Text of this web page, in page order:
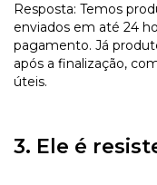
Resposta: Temos
enviados em até 24
pagamento. Já
após a finalização,
úteis.
3. Ele é